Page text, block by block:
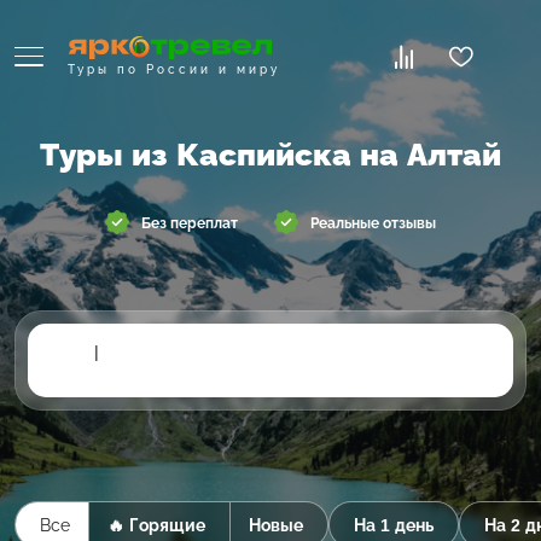
Туры по России и миру
Туры из Каспийска на Алтай
Без переплат Реальные отзывы
|
Все 🔥 Горящие Новые На 1 день На 2